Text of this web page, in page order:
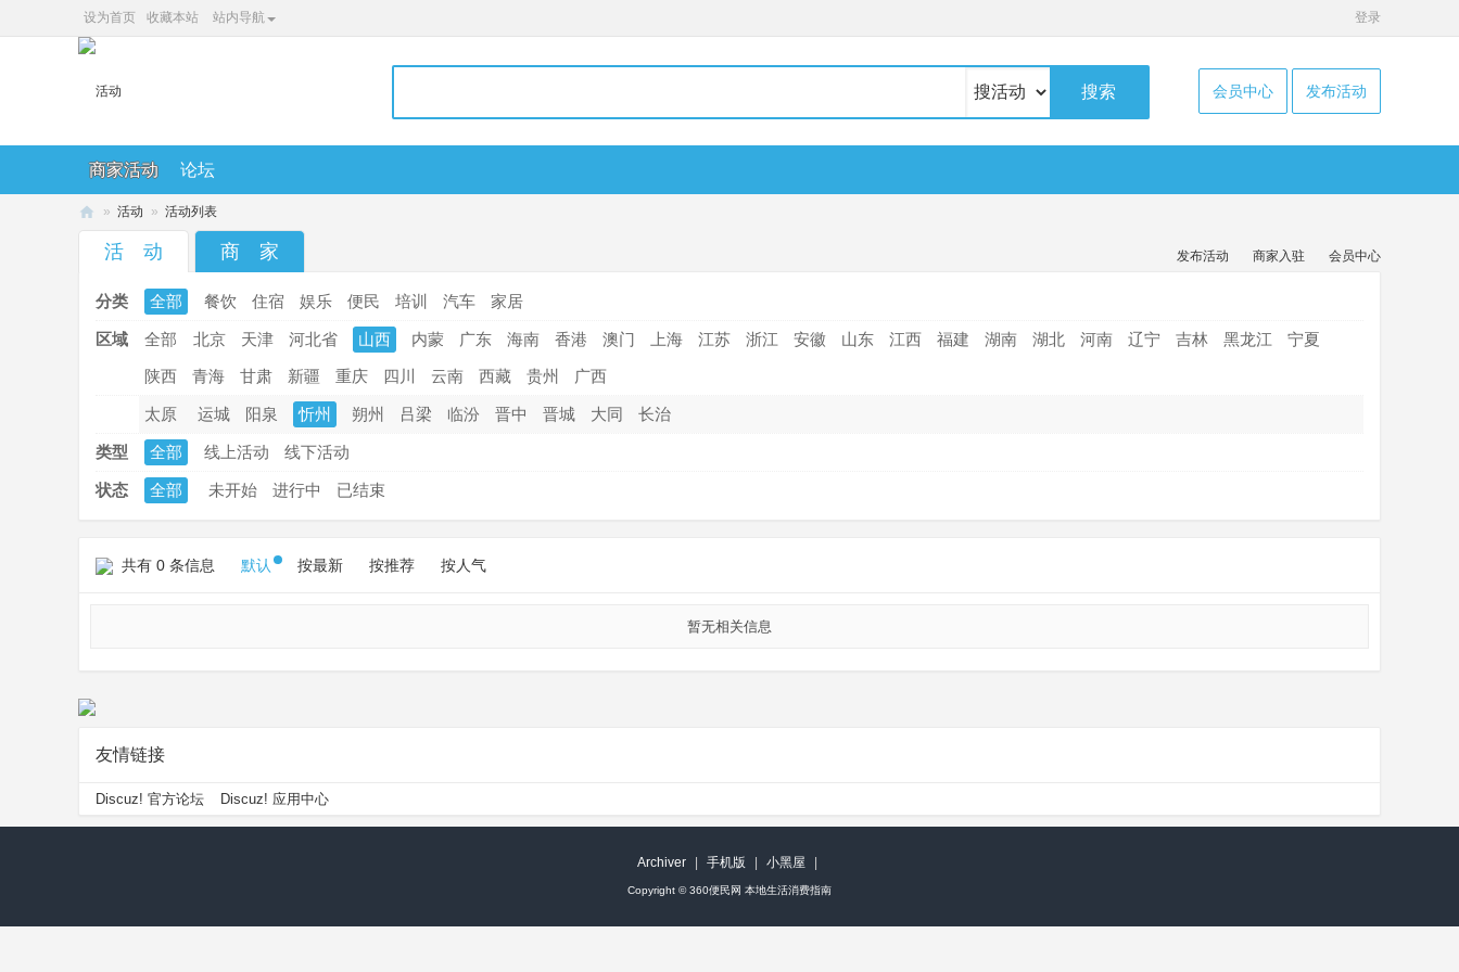
设为首页 收藏本站 站内导航 登录
搜索 会员中心 发布活动
商家活动 论坛
» 活动 » 活动列表
活 动 商 家 发布活动 商家入驻 会员中心
分类 全部 餐饮 住宿 娱乐 便民 培训 汽车 家居
区域 全部 北京 天津 河北省 山西 内蒙 广东 海南 香港 澳门 上海 江苏 浙江 安徽 山东 江西 福建 湖南 湖北 河南 辽宁 吉林 黑龙江
宁夏
陕西
青海 甘肃 新疆 重庆 四川 云南 西藏 贵州 广西
太原 运城 阳泉 忻州 朔州 吕梁 临汾 晋中 晋城 大同 长治
类型 全部 线上活动 线下活动
状态 全部 未开始 进行中 已结束
共有 0 条信息 默认 按最新 按推荐 按人气
暂无相关信息
友情链接
Discuz! 官方论坛 Discuz! 应用中心
Archiver 手机版 小黑屋
Copyright ©360便民网 本地生活消费指南